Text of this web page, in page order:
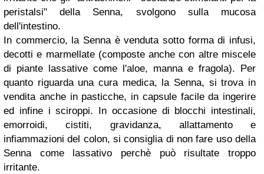
peristalsi" della Senna, svolgono sulla mucosa
dell'intestino.
In commercio, la Senna è venduta sotto forma di infusi,
decotti e marmellate (composte anche con altre miscele
di piante lassative come l'aloe, manna e fragola). Per
quanto riguarda una cura medica, la Senna, si trova in
vendita anche in pasticche, in capsule facile da ingerire
ed infine i sciroppi. In occasione di blocchi intestinali,
emorroidi, cistiti, gravidanza, allattamento e
infiammazioni del colon, si consiglia di non fare uso della
Senna come lassativo perchè può risultate troppo
irritante.